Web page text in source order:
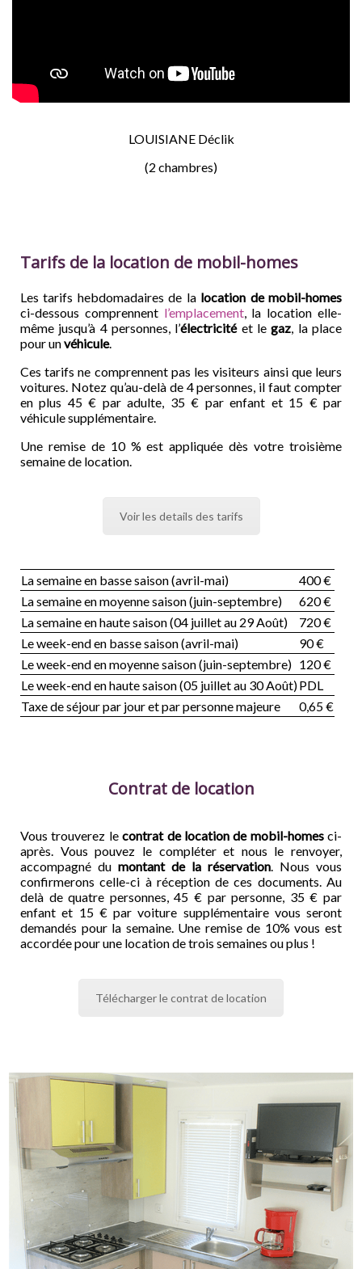
LOUISIANE Déclik
(2 chambres)
Tarifs de la location de mobil-homes
Les tarifs hebdomadaires de la location de mobil-homes
ci-dessous comprennent l’emplacement, la location elle-
même jusqu’à 4 personnes, l’électricitéet legaz, la place
pour unvéhicule.
Ces tarifs ne comprennent pas les visiteurs ainsi que leurs
voitures. Notez qu’au-delà de 4 personnes, il faut compter
en plus 45 € par adulte, 35 € par enfant et 15 € par
véhicule supplémentaire.
Une remise de 10 % est appliquée dès votre troisième
semaine de location.
Voir les details des tarifs
La semaine en basse saison (avril-mai)
400 €
La semaine en moyenne saison (juin-septembre)
620 €
La semaine en haute saison (04 juillet au 29 Août)
720 €
Le week-end en basse saison (avril-mai)
90 €
Le week-end en moyenne saison (juin-septembre) 120 €
Le week-end en haute saison (05 juillet au 30 Août)PDL
Taxe de séjour par jour et par personne majeure
0,65 €
Contrat de location
Vous trouverez lecontrat de location de mobil-homesci-
après. Vous pouvez le compléter et nous le renvoyer,
accompagné du montant de la réservation. Nous vous
confirmerons celle-ci à réception de ces documents. Au
delà de quatre personnes, 45 € par personne, 35 € par
enfant et 15 € par voiture supplémentaire vous seront
demandés pour la semaine. Une remise de 10% vous est
accordée pour une location de trois semaines ou plus !
Télécharger le contrat de location